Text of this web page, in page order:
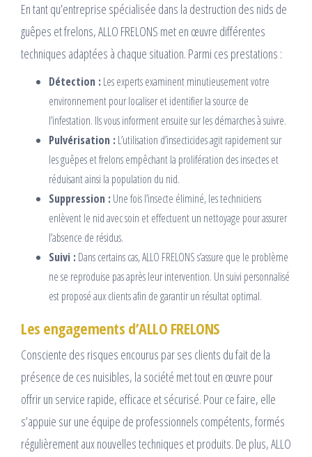
En tant qu’entreprise spécialisée dans la destruction des nids de
guêpes et frelons, ALLO FRELONS met en œuvre différentes
techniques adaptées à chaque situation. Parmi ces prestations :
Détection : Les experts examinent minutieusement votre
environnement pour localiser et identifier la source de
l’infestation. Ils vous informent ensuite sur les démarches à suivre.
Pulvérisation : L’utilisation d’insecticides agit rapidement sur
les guêpes et frelons empêchant la prolifération des insectes et
réduisant ainsi la population du nid.
Suppression : Une fois l’insecte éliminé, les techniciens
enlèvent le nid avec soin et effectuent un nettoyage pour assurer
l’absence de résidus.
Suivi : Dans certains cas, ALLO FRELONS s’assure que le problème
ne se reproduise pas après leur intervention. Un suivi personnalisé
est proposé aux clients afin de garantir un résultat optimal.
Les engagements d’ALLO FRELONS
Consciente des risques encourus par ses clients du fait de la
présence de ces nuisibles, la société met tout en œuvre pour
offrir un service rapide, efficace et sécurisé. Pour ce faire, elle
s’appuie sur une équipe de professionnels compétents, formés
régulièrement aux nouvelles techniques et produits. De plus, ALLO